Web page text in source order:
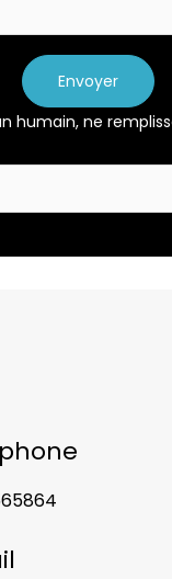
Envoyer
humain, ne